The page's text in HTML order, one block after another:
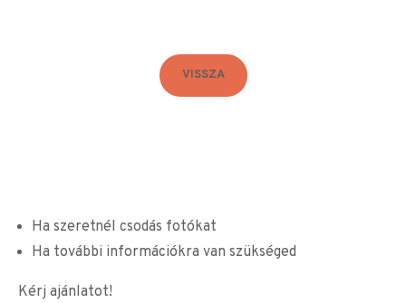
VISSZA
Ha szeretnél csodás fotókat
Ha további információkra van szükséged
Kérj ajánlatot!